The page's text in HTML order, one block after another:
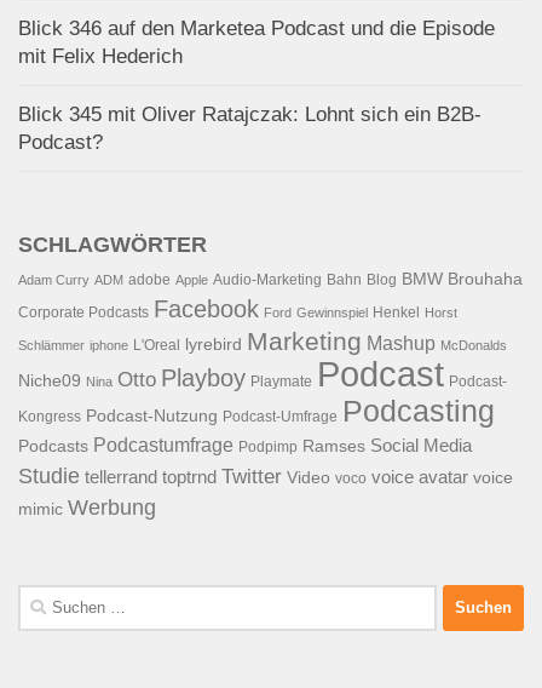
Blick 346 auf den Marketea Podcast und die Episode
mit Felix Hederich
Blick 345 mit Oliver Ratajczak: Lohnt sich ein B2B-
Podcast?
SCHLAGWÖRTER
Adam Curry ADM adobe Apple Audio-Marketing Bahn Blog BMW Brouhaha
Corporate Podcasts Facebook Ford Gewinnspiel Henkel Horst
Schlämmer iphone L'Oreal lyrebird Marketing Mashup McDonalds
Niche09 Nina Otto Playboy Playmate Podcast Podcast-
Kongress Podcast-Nutzung Podcast-Umfrage Podcasting
Podcasts Podcastumfrage Podpimp Ramses Social Media
Studie tellerrand toptrnd Twitter Video voco voice avatar voice
mimic Werbung
Suchen
nach: